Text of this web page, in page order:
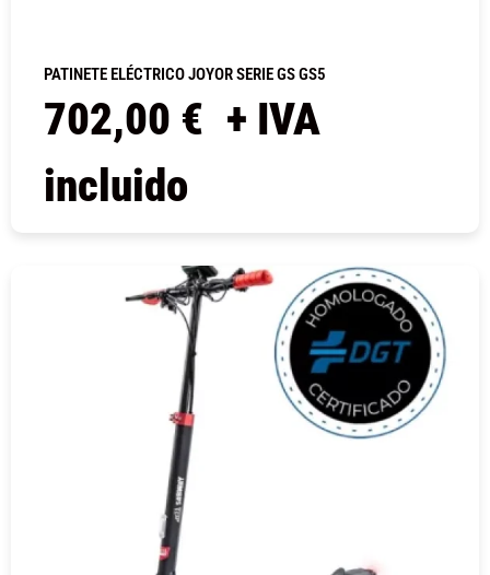
PATINETE ELÉCTRICO JOYOR SERIE GS GS5
702,00 € + IVA
incluido